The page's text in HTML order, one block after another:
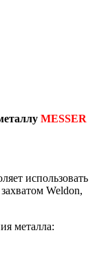
MESSER
использовать
Weldon,
металла: